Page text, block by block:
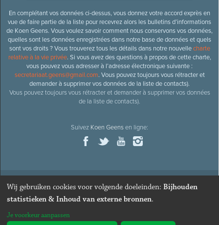
En complétant vos données ci-dessus, vous donnez votre accord exprès en
vue de faire partie de la liste pour recevrez alors les bulletins d’informations
de Koen Geens. Vous voulez savoir comment nous conservons vos données,
quelles sont les données enregistrées dans notre base de données et quels
sont vos droits ? Vous trouverez tous les détails dans notre nouvellecharte
relative à la vie privée. Si vous avez des questions à propos de cette charte,
vous pouvez vous adresser à l’adresse électronique suivante :
secretariaat.geens@gmail.com. Vous pouvez toujours vous rétracter et
demander à supprimer vos données de la liste de contacts).
Vous pouvez toujours vous rétracter et demander à supprimer vos données
de la liste de contacts).
Suivez Koen Geensen ligne:
© 2026Ancien ministre et député honoraire
Webdesign & développement par Zenjoy de Louvain
Wij gebruiken cookies voor volgende doeleinden: Bijhouden
statistieken & Inhoud van externe bronnen.
Je voorkeur aanpassen